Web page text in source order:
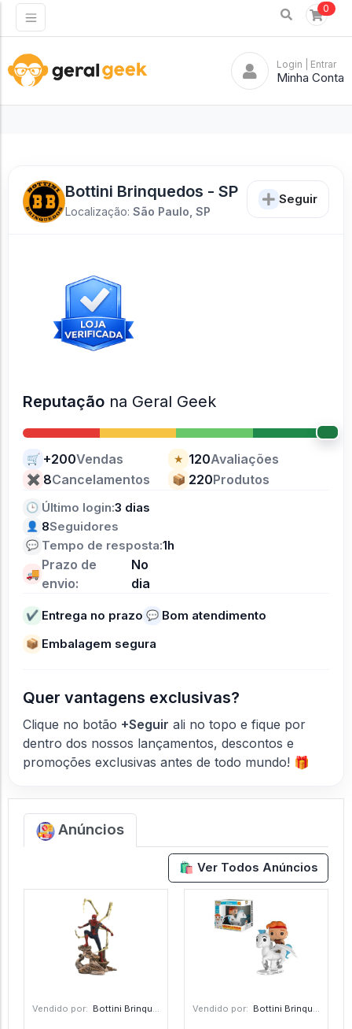
0
Login | Entrar
Minha Conta
Bottini Brinquedos - SP
Localização: São Paulo, SP
Seguir
Reputação na Geral Geek
🛒 +200Vendas ★ 120Avaliações
✖ 8Cancelamentos 📦 220Produtos
🕒 Último login:3 dias
👤 8Seguidores
💬 Tempo de resposta:1h
🚚
Prazo de
envio:
No
dia
✔ Entrega no prazo 💬 Bom atendimento
📦 Embalagem segura
Quer vantagens exclusivas?
Clique no botão +Seguir ali no topo e fique por
dentro dos nossos lançamentos, descontos e
promoções exclusivas antes de todo mundo! 🎁
Anúncios
🛍️ Ver Todos Anúncios
Vendido por: Bottini Brinquedos - SP Vendido por: Bottini Brinquedos - SP